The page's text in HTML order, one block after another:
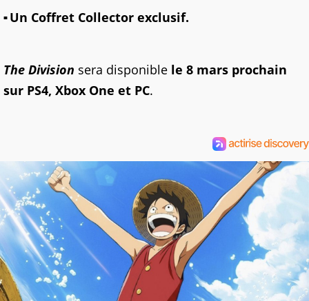
Un Coffret Collector exclusif.
The Division sera disponible le 8 mars prochain
sur PS4, Xbox One et PC.